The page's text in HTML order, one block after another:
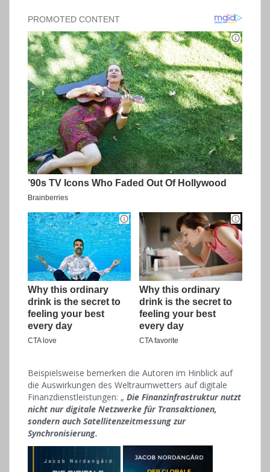
Beispielsweise bemerken die Autoren im Hinblick auf
die Auswirkungen des Weltraumwetters auf digitale
Finanzdienstleistungen: „ Die Finanzinfrastruktur nutzt
nicht nur digitale Netzwerke für Transaktionen,
sondern auch Satellitenzeitmessung zur
Synchronisierung.